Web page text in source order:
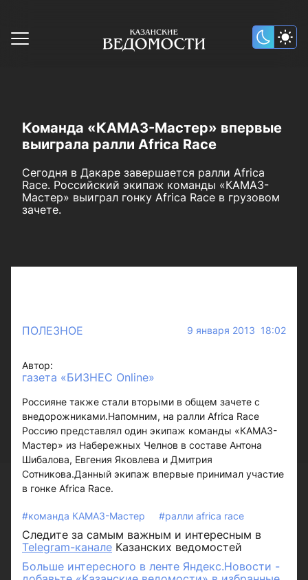
Команда «КАМАЗ-Мастер» впервые
выиграла ралли Africa Race
Сегодня в Дакаре завершается ралли Africa
Race. Российский экипаж команды «КАМАЗ-
Мастер» выиграл гонку Africa Race в грузовом
зачете.
ПОЛЕЗНОЕ 9 января 2013 18:02
Автор:
газета «БИЗНЕС Online»
Россияне также стали вторыми в общем зачете с
внедорожниками.Напомним, на ралли Africa Race
Россию представлял один экипаж команды «КАМАЗ-
Мастер» из Набережных Челнов в составе Антона
Шибалова, Евгения Яковлева и Дмитрия
Сотникова.Данный экипаж впервые принимал участие
в гонке Africa Race.
#команда КАМАЗ-Мастер #ралли africa race
Следите за самым важным и интересным в
Telegram-канале Казанских ведомостей
Больше интересного в ленте Яндекс.Новости -